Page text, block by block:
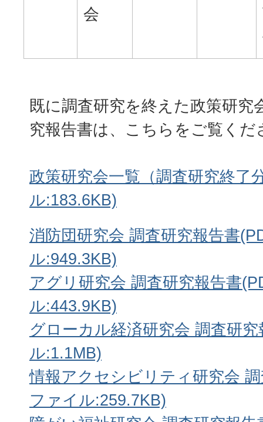
会
既に調査研究を終えた政策研究
究報告書は、こちらをご覧くだ
政策研究会一覧（調査研究終了
ル:183.6KB)
消防団研究会 調査研究報告書
ル:949.3KB)
アグリ研究会 調査研究報告書
ル:443.9KB)
グローカル経済研究会 調査研
ル:1.1MB)
情報アクセシビリティ研究会
ファイル:259.7KB)